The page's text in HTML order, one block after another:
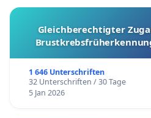
Gleichberechtigter
1 646 Unterschriften
32 Unterschriften / 30 Tage
5 Jan 2026